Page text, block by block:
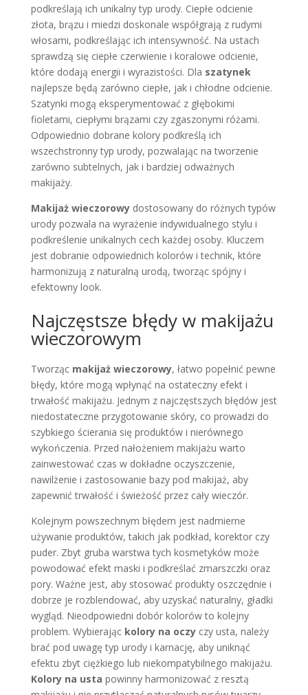
podkreślają ich unikalny typ urody. Ciepłe odcienie
złota, brązu i miedzi doskonale współgrają z rudymi
włosami, podkreślając ich intensywność. Na ustach
sprawdzą się ciepłe czerwienie i koralowe odcienie,
które dodają energii i wyrazistości. Dla szatynek
najlepsze będą zarówno ciepłe, jak i chłodne odcienie.
Szatynki mogą eksperymentować z głębokimi
fioletami, ciepłymi brązami czy zgaszonymi różami.
Odpowiednio dobrane kolory podkreślą ich
wszechstronny typ urody, pozwalając na tworzenie
zarówno subtelnych, jak i bardziej odważnych
makijaży.
Makijaż wieczorowydostosowany do różnych typów
urody pozwala na wyrażenie indywidualnego stylu i
podkreślenie unikalnych cech każdej osoby. Kluczem
jest dobranie odpowiednich kolorów i technik, które
harmonizują z naturalną urodą, tworząc spójny i
efektowny look.
Najczęstsze błędy w makijażu
wieczorowym
Tworząc makijaż wieczorowy, łatwo popełnić pewne
błędy, które mogą wpłynąć na ostateczny efekt i
trwałość makijażu. Jednym z najczęstszych błędów jest
niedostateczne przygotowanie skóry, co prowadzi do
szybkiego ścierania się produktów i nierównego
wykończenia. Przed nałożeniem makijażu warto
zainwestować czas w dokładne oczyszczenie,
nawilżenie i zastosowanie bazy pod makijaż, aby
zapewnić trwałość i świeżość przez cały wieczór.
Kolejnym powszechnym błędem jest nadmierne
używanie produktów, takich jak podkład, korektor czy
puder. Zbyt gruba warstwa tych kosmetyków może
powodować efekt maski i podkreślać zmarszczki oraz
pory. Ważne jest, aby stosować produkty oszczędnie i
dobrze je rozblendować, aby uzyskać naturalny, gładki
wygląd. Nieodpowiedni dobór kolorów to kolejny
problem. Wybierając kolory na oczyczy usta, należy
brać pod uwagę typ urody i karnację, aby uniknąć
efektu zbyt ciężkiego lub niekompatybilnego makijażu.
Kolory na usta powinny harmonizować z resztą